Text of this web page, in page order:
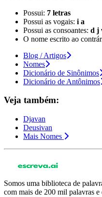
Possui: 7 letras
Possui as vogais: i a
Possui as consoantes: d j
O nome escrito ao
Blog / Artigos
Nomes
Dicionário de Sinônimos
Dicionário de Antônimos
Veja também:
Djavan
Deusivan
Mais Nomes
Somos uma biblioteca de
com mais de 200 mil palavras e